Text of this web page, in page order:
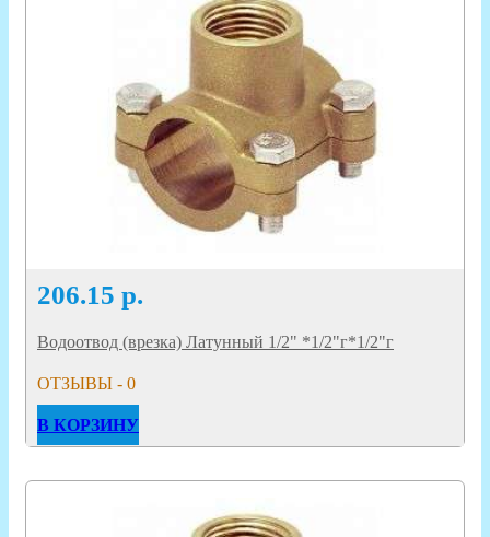
206.15 р.
Водоотвод (врезка) Латунный 1/2" *1/2"г*1/2"г
ОТЗЫВЫ - 0
В КОРЗИНУ